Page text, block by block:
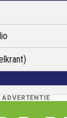
ADVERTENTIE